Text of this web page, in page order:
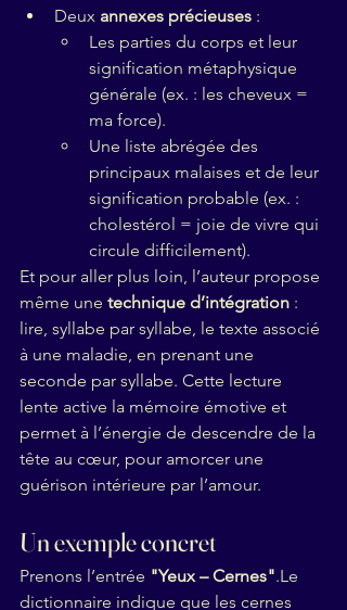
Deux annexes précieuses :
Les parties du corps et leur
signification métaphysique
générale (ex. : les cheveux =
ma force).
Une liste abrégée des
principaux malaises et de leur
signification probable (ex. :
cholestérol = joie de vivre qui
circule difficilement).
Et pour aller plus loin, l’auteur propose
même une technique d’intégration :
lire, syllabe par syllabe, le texte associé
à une maladie, en prenant une
seconde par syllabe. Cette lecture
lente active la mémoire émotive et
permet à l’énergie de descendre de la
tête au cœur, pour amorcer une
guérison intérieure par l’amour.
Un exemple concret
Prenons l’entrée "Yeux – Cernes".Le
dictionnaire indique que les cernes